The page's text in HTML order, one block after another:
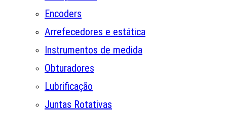
Encoders
Arrefecedores e estática
Instrumentos de medida
Obturadores
Lubrificação
Juntas Rotativas